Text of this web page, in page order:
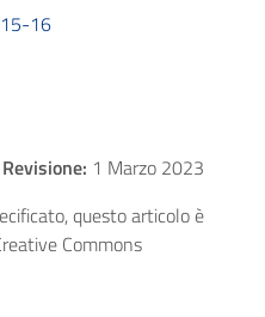
16
Revisione: 1 Marzo 2023
questo articolo è
Commons